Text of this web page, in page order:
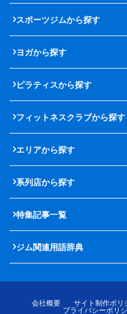
スポーツジムから探す
ヨガから探す
ピラティスから探す
フィットネスクラブから探す
エリアから探す
系列店から探す
特集記事一覧
ジム関連用語辞典
会社概要 サイト制作ポリ
プライバシーポリ